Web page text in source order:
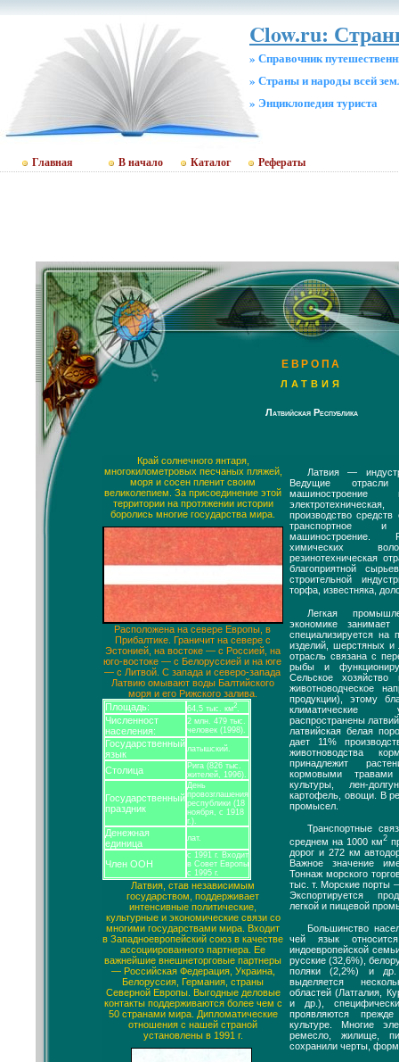
Clow.ru:
» Справочник
» Страны и народы всей
» Энциклопедия туриста
Главная В начало Каталог Рефераты
ЕВРОПА
ЛАТВИЯ
Латвийская Республика
Край солнечного янтаря,
многокилометровых песчаных пляжей,
моря и сосен пленит своим
великолепием. За присоединение этой
территории на протяжении истории
боролись многие государства мира.
Расположена на севере Европы, в
Прибалтике. Граничит на севере с
Эстонией, на востоке — с Россией, на
юго-востоке — с Белоруссией и на юге
— с Литвой. С запада и северо-запада
Латвию омывают воды Балтийского
моря и его Рижского залива.
Площадь:
64,5 тыс. км2.
Численност
населения:
2 млн. 479 тыс.
человек (1998).
Государственный
язык
латышский.
Столица
Рига (826 тыс.
жителей, 1996).
Государственный
праздник
День
провозглашения
республики (18
ноября, с 1918
г.).
Денежная
единица
лат.
Член ООН
с 1991 г. Входит
в Совет Европы
с 1995 г.
Латвия, став независимым
государством, поддерживает
интенсивные политические,
культурные и экономические связи со
многими государствами мира. Входит
в Западноевропейский союз в качестве
ассоциированного партнера. Ее
важнейшие внешнеторговые партнеры
— Российская Федерация, Украина,
Белоруссия, Германия, страны
Северной Европы. Выгодные деловые
контакты поддерживаются более чем с
50 странами мира. Дипломатические
отношения с нашей страной
установлены в 1991 г.
Латвия —
Ведущие
машиностроение
производство
транспортное и
машиностроение.
химических
резинотехническая
благоприятной
строительной
торфа, известняка,
Легкая
экономике
специализируется на
изделий, шерстяных
отрасль связана с
рыбы и
Сельское
животноводческое
продукции), этому
климатические
распространены
латвийская белая
дает 11%
животноводства
принадлежит
кормовыми
культуры, лен-
картофель, овощи. В
промысел.
Транспортные
среднем на 1000 км2
дорог и 272 км
Важное значение
Тоннаж морского
тыс. т. Морские порты
Экспортируется
легкой и пищевой
Большинство
чей язык
индоевропейской
русские (32,6%),
поляки (2,2%) и др.
выделяется
областей (Латгалия,
и др.),
проявляются
культуре. Многие
ремесло, жилище,
сохранили черты,